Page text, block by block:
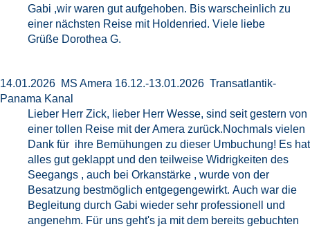
Gabi ,wir waren gut aufgehoben. Bis warscheinlich zu
einer nächsten Reise mit Holdenried. Viele liebe
Grüße Dorothea G.
14.01.2026 MS Amera 16.12.-13.01.2026 Transatlantik-
Panama Kanal
Lieber Herr Zick, lieber Herr Wesse, sind seit gestern von
einer tollen Reise mit der Amera zurück.Nochmals vielen
Dank für ihre Bemühungen zu dieser Umbuchung! Es hat
alles gut geklappt und den teilweise Widrigkeiten des
Seegangs , auch bei Orkanstärke , wurde von der
Besatzung bestmöglich entgegengewirkt. Auch war die
Begleitung durch Gabi wieder sehr professionell und
angenehm. Für uns geht's ja mit dem bereits gebuchten